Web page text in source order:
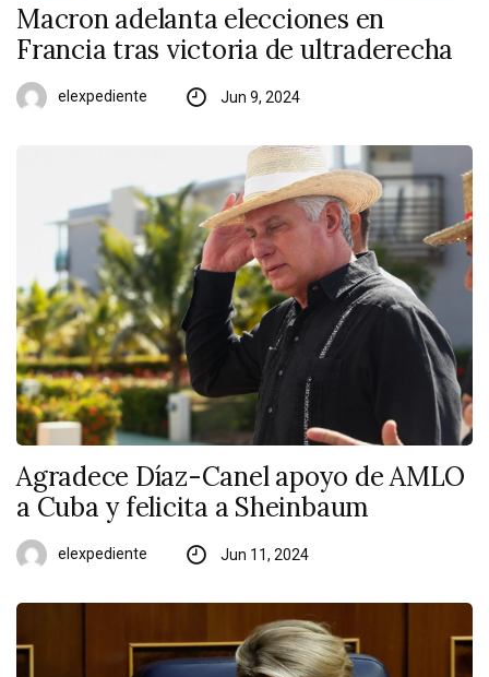
Macron adelanta elecciones en
Francia tras victoria de ultraderecha
elexpediente Jun 9, 2024
Agradece Díaz-Canel apoyo de AMLO
a Cuba y felicita a Sheinbaum
elexpediente Jun 11, 2024